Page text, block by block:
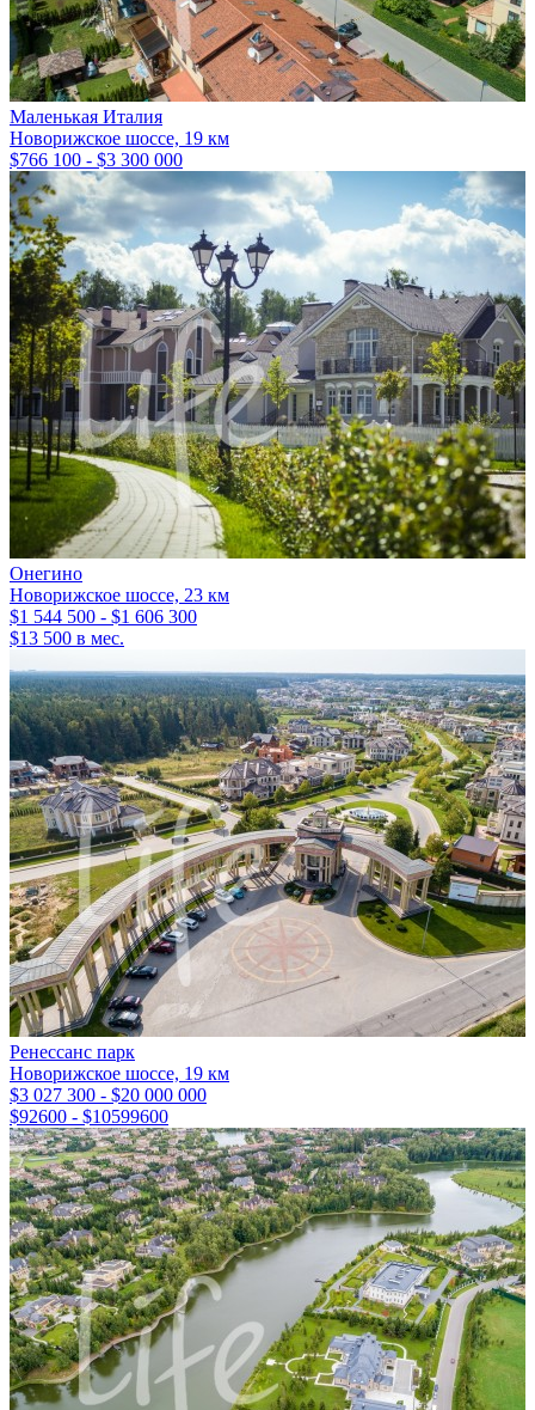
Маленькая Италия
Новорижское шоссе, 19 км
$766 100 - $3 300 000
Онегино
Новорижское шоссе, 23 км
$1 544 500 - $1 606 300
$13 500 в мес.
Ренессанс парк
Новорижское шоссе, 19 км
$3 027 300 - $20 000 000
$92600 - $10599600